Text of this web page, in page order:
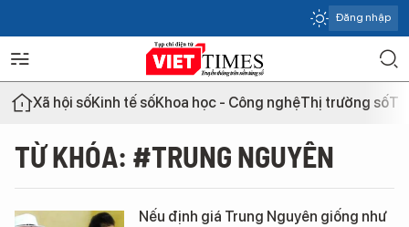
Đăng nhập
Xã hội sốKinh tế sốKhoa học - Công nghệThị trường số
TỪ KHÓA: #TRUNG NGUYÊN
Nếu định giá Trung Nguyên giống như